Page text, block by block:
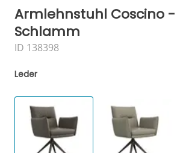
Armlehnstuhl Coscino -
Schlamm
ID 138398
Leder